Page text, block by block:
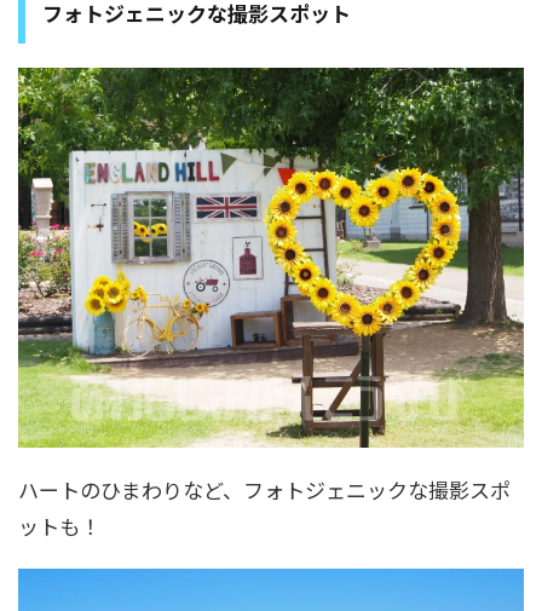
フォトジェニックな撮影スポット
ハートのひまわりなど、フォトジェニックな撮影スポ
ットも！